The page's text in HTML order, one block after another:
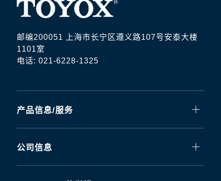
邮编200051 上海市长宁区遵义路107号安泰大楼
1101室
电话: 021-6228-1325
产品信息/服务
公司信息